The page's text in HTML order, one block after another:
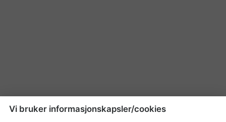
Vi bruker informasjonskapsler/cookies